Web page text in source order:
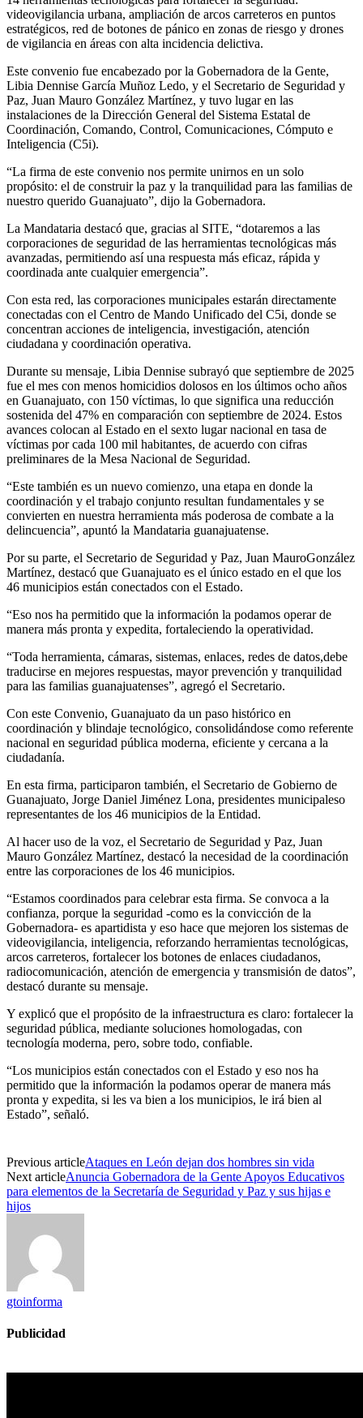
videovigilancia urbana, ampliación de arcos carreteros en puntos
estratégicos, red de botones de pánico en zonas de riesgo y drones
de vigilancia en áreas con alta incidencia delictiva.
Este convenio fue encabezado por la Gobernadora de la Gente,
Libia Dennise García Muñoz Ledo, y el Secretario de Seguridad y
Paz, Juan Mauro González Martínez, y tuvo lugar en las
instalaciones de la Dirección General del Sistema Estatal de
Coordinación, Comando, Control, Comunicaciones, Cómputo e
Inteligencia (C5i).
“La firma de este convenio nos permite unirnos en un solo
propósito: el de construir la paz y la tranquilidad para las familias de
nuestro querido Guanajuato”, dijo la Gobernadora.
La Mandataria destacó que, gracias al SITE, “dotaremos a las
corporaciones de seguridad de las herramientas tecnológicas más
avanzadas, permitiendo así una respuesta más eficaz, rápida y
coordinada ante cualquier emergencia”.
Con esta red, las corporaciones municipales estarán directamente
conectadas con el Centro de Mando Unificado del C5i, donde se
concentran acciones de inteligencia, investigación, atención
ciudadana y coordinación operativa.
Durante su mensaje, Libia Dennise subrayó que septiembre de 2025
fue el mes con menos homicidios dolosos en los últimos ocho años
en Guanajuato, con 150 víctimas, lo que significa una reducción
sostenida del 47% en comparación con septiembre de 2024. Estos
avances colocan al Estado en el sexto lugar nacional en tasa de
víctimas por cada 100 mil habitantes, de acuerdo con cifras
preliminares de la Mesa Nacional de Seguridad.
“Este también es un nuevo comienzo, una etapa en donde la
coordinación y el trabajo conjunto resultan fundamentales y se
convierten en nuestra herramienta más poderosa de combate a la
delincuencia”, apuntó la Mandataria guanajuatense.
Por su parte, el Secretario de Seguridad y Paz, Juan MauroGonzález
Martínez, destacó que Guanajuato es el único estado en el que los
46 municipios están conectados con el Estado.
“Eso nos ha permitido que la información la podamos operar de
manera más pronta y expedita, fortaleciendo la operatividad.
“Toda herramienta, cámaras, sistemas, enlaces, redes de datos,debe
traducirse en mejores respuestas, mayor prevención y tranquilidad
para las familias guanajuatenses”, agregó el Secretario.
Con este Convenio, Guanajuato da un paso histórico en
coordinación y blindaje tecnológico, consolidándose como referente
nacional en seguridad pública moderna, eficiente y cercana a la
ciudadanía.
En esta firma, participaron también, el Secretario de Gobierno de
Guanajuato, Jorge Daniel Jiménez Lona, presidentes municipaleso
representantes de los 46 municipios de la Entidad.
Al hacer uso de la voz, el Secretario de Seguridad y Paz, Juan
Mauro González Martínez, destacó la necesidad de la coordinación
entre las corporaciones de los 46 municipios.
“Estamos coordinados para celebrar esta firma. Se convoca a la
confianza, porque la seguridad -como es la convicción de la
Gobernadora- es apartidista y eso hace que mejoren los sistemas de
videovigilancia, inteligencia, reforzando herramientas tecnológicas,
arcos carreteros, fortalecer los botones de enlaces ciudadanos,
radiocomunicación, atención de emergencia y transmisión de datos”,
destacó durante su mensaje.
Y explicó que el propósito de la infraestructura es claro: fortalecer la
seguridad pública, mediante soluciones homologadas, con
tecnología moderna, pero, sobre todo, confiable.
“Los municipios están conectados con el Estado y eso nos ha
permitido que la información la podamos operar de manera más
pronta y expedita, si les va bien a los municipios, le irá bien al
Estado”, señaló.
Previous articleAtaques en León dejan dos hombres sin vida
Next articleAnuncia Gobernadora de la Gente Apoyos Educativos
para elementos de la Secretaría de Seguridad y Paz y sus hijas e
hijos
gtoinforma
Publicidad